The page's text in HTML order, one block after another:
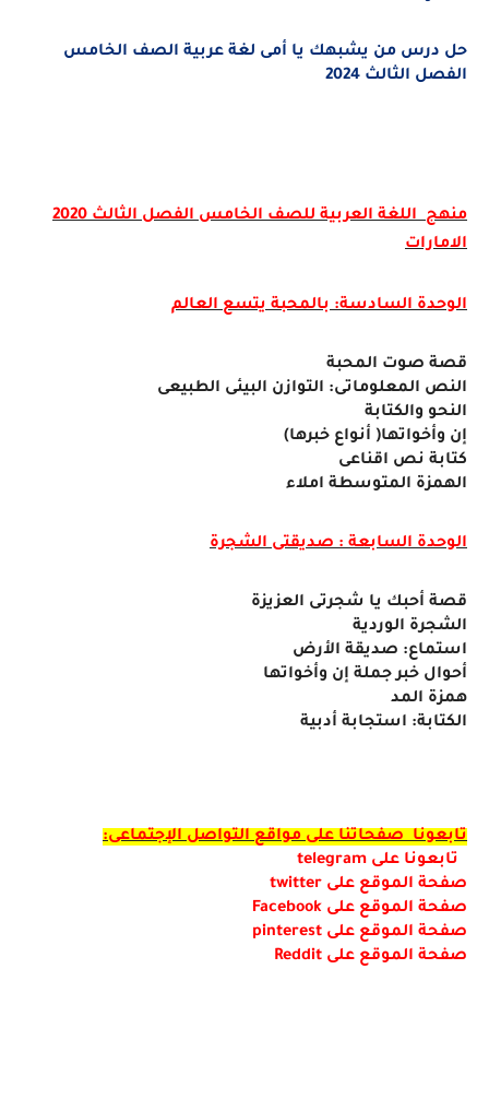
حل درس من يشبهك يا أمى لغة عربية الصف الخامس
الفصل الثالث 2024
منهج اللغة العربية للصف الخامس الفصل الثالث 2020
الامارات
الوحدة السادسة: بالمحبة يتسع العالم
قصة صوت المحبة
النص المعلوماتى: التوازن البيئى الطبيعى
النحو والكتابة
إن وأخواتها( أنواع خبرها)
كتابة نص اقناعى
الهمزة المتوسطة املاء
الوحدة السابعة : صديقتى الشجرة
قصة أحبك يا شجرتى العزيزة
الشجرة الوردية
استماع: صديقة الأرض
أحوال خبر جملة إن وأخواتها
همزة المد
الكتابة: استجابة أدبية
تابعونا صفحاتنا على مواقع التواصل الإجتماعى:
telegram تابعونا على
صفحة الموقع على twitter
صفحة الموقع على Facebook
صفحة الموقع على pinterest
صفحة الموقع على Reddit